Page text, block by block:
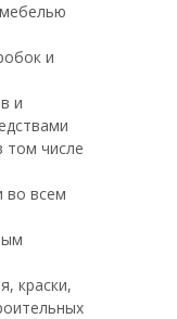
и
и
том числе
во всем
краски,